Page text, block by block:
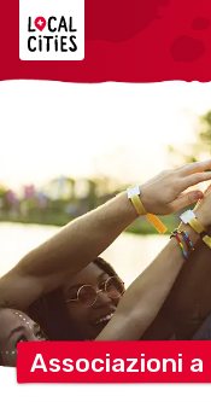
Associazioni a